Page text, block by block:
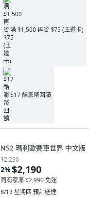
满 $1,500 再省 $75 (王道卡)
$17 酷澎幣回饋
NS2 瑪利歐賽車世界 中文版
$2,250
2%$2,190
同商家滿 $2,990 免運
8/13 星期四 預計送達